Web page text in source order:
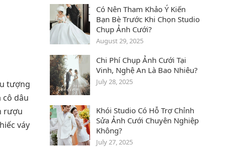
tượng
cô dâu
rượu
váy
Có Nên Tham Khảo Ý Kiến
Bạn Bè Trước Khi Chọn Studio
Chụp Ảnh Cưới?
August 29, 2025
Chi Phí Chụp Ảnh Cưới Tại
Vinh, Nghệ An Là Bao Nhiêu?
July 28, 2025
Khói Studio Có Hỗ Trợ Chỉnh
Sửa Ảnh Cưới Chuyên Nghiệp
Không?
July 27, 2025